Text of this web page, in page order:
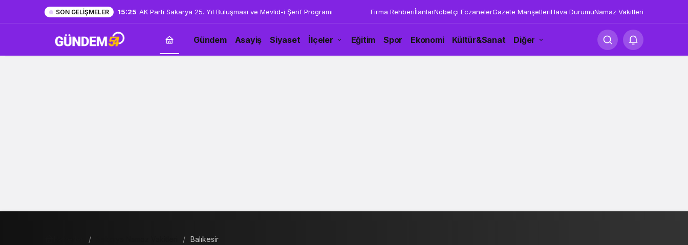
SON GELIŞMELER 15:25 AK Parti Sakarya 25. Yıl Buluşması ve Mevlid-i Şerif Programı Firma RehberiİlanlarNöbetçi EczanelerGazete ManşetleriHava DurumuNamaz Vakitleri
Gündem Asayiş Siyaset İlçeler Eğitim Spor Ekonomi Kültür&Sanat Diğer
Balıkesir